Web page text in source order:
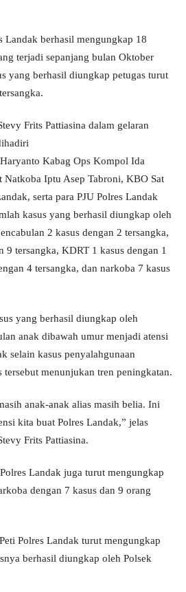
Landak berhasil mengungkap 18
terjadi sepanjang bulan Oktober
yang berhasil diungkap petugas turut
Frits Pattiasina dalam gelaran
Kabag Ops Kompol Ida
Natkoba Iptu Asep Tabroni, KBO Sat
serta para PJU Polres Landak
kasus yang berhasil diungkap oleh
2 kasus dengan 2 tersangka,
9 tersangka, KDRT 1 kasus dengan 1
4 tersangka, dan narkoba 7 kasus
yang berhasil diungkap oleh
anak dibawah umur menjadi atensi
selain kasus penyalahgunaan
tersebut menunjukan tren peningkatan.
anak-anak alias masih belia. Ini
kita buat Polres Landak,” jelas
Frits Pattiasina.
Landak juga turut mengungkap
dengan 7 kasus dan 9 orang
Polres Landak turut mengungkap
berhasil diungkap oleh Polsek